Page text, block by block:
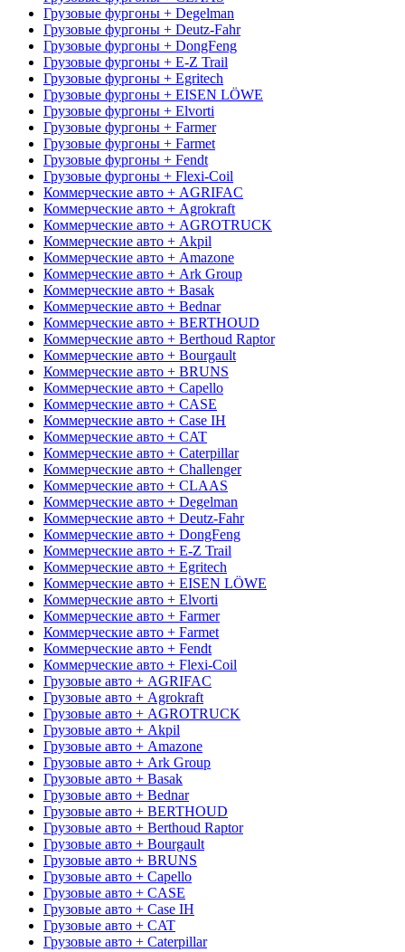
Грузовые фургоны + Degelman
Грузовые фургоны + Deutz-Fahr
Грузовые фургоны + DongFeng
Грузовые фургоны + E-Z Trail
Грузовые фургоны + Egritech
Грузовые фургоны + EISEN LÖWE
Грузовые фургоны + Elvorti
Грузовые фургоны + Farmer
Грузовые фургоны + Farmet
Грузовые фургоны + Fendt
Грузовые фургоны + Flexi-Coil
Коммерческие авто + AGRIFAC
Коммерческие авто + Agrokraft
Коммерческие авто + AGROTRUCK
Коммерческие авто + Akpil
Коммерческие авто + Amazone
Коммерческие авто + Ark Group
Коммерческие авто + Basak
Коммерческие авто + Bednar
Коммерческие авто + BERTHOUD
Коммерческие авто + Berthoud Raptor
Коммерческие авто + Bourgault
Коммерческие авто + BRUNS
Коммерческие авто + Capello
Коммерческие авто + CASE
Коммерческие авто + Case IH
Коммерческие авто + CAT
Коммерческие авто + Caterpillar
Коммерческие авто + Challenger
Коммерческие авто + CLAAS
Коммерческие авто + Degelman
Коммерческие авто + Deutz-Fahr
Коммерческие авто + DongFeng
Коммерческие авто + E-Z Trail
Коммерческие авто + Egritech
Коммерческие авто + EISEN LÖWE
Коммерческие авто + Elvorti
Коммерческие авто + Farmer
Коммерческие авто + Farmet
Коммерческие авто + Fendt
Коммерческие авто + Flexi-Coil
Грузовые авто + AGRIFAC
Грузовые авто + Agrokraft
Грузовые авто + AGROTRUCK
Грузовые авто + Akpil
Грузовые авто + Amazone
Грузовые авто + Ark Group
Грузовые авто + Basak
Грузовые авто + Bednar
Грузовые авто + BERTHOUD
Грузовые авто + Berthoud Raptor
Грузовые авто + Bourgault
Грузовые авто + BRUNS
Грузовые авто + Capello
Грузовые авто + CASE
Грузовые авто + Case IH
Грузовые авто + CAT
Грузовые авто + Caterpillar